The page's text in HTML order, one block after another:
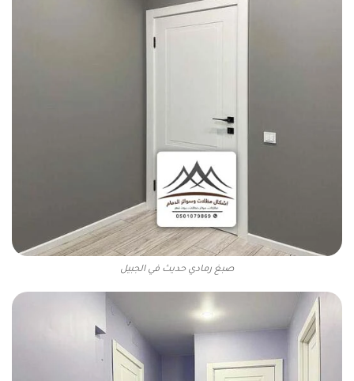
صبغ رمادي حديث في الجبيل